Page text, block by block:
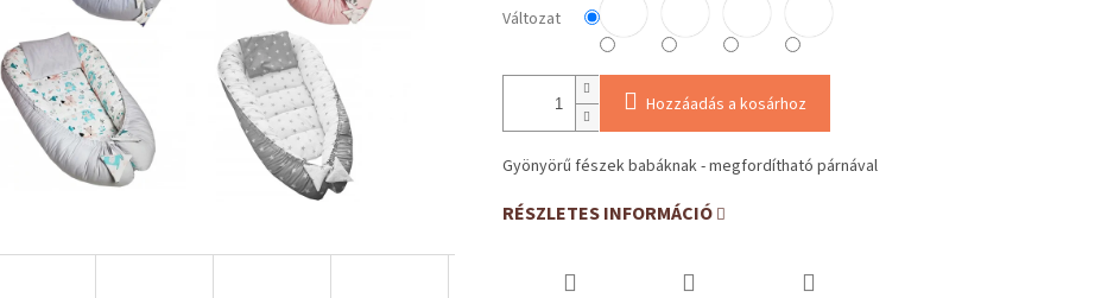
Változat
Hozzáadás a kosárhoz
Gyönyörű fészek babáknak - megfordítható párnával
RÉSZLETES INFORMÁCIÓ